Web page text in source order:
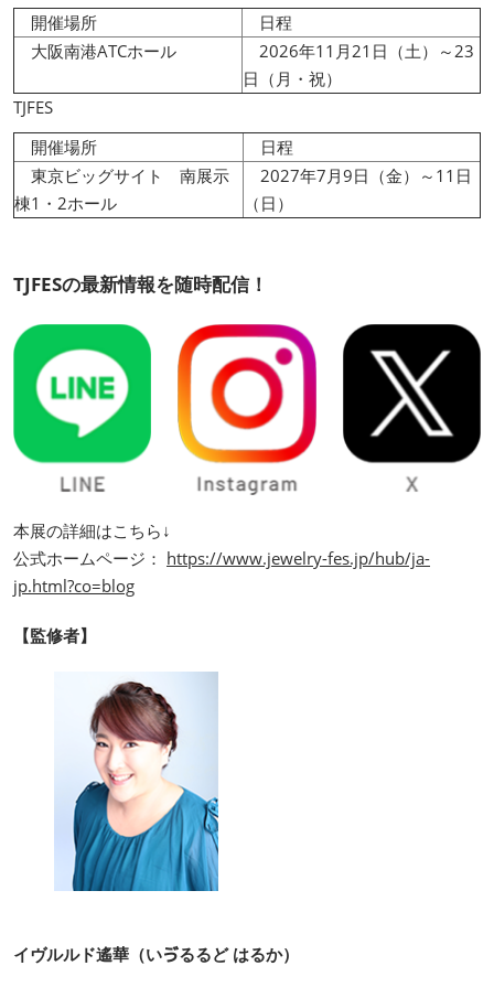
開催場所
日程
大阪南港ATCホール
2026年11月21日（土）～23
日（月・祝）
TJFES
開催場所
日程
東京ビッグサイト 南展示
棟1・2ホール
2027年7月9日（金）～11日
（日）
TJFESの最新情報を随時配信！
本展の詳細はこちら↓
公式ホームページ： https://www.jewelry-fes.jp/hub/ja-
jp.html?co=blog
【監修者】
イヴルルド遙華（いゔるるど はるか）